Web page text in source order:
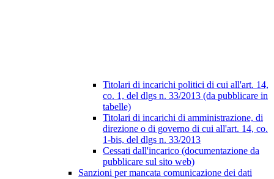
Titolari di incarichi politici di cui all'art. 14,
co. 1, del dlgs n. 33/2013 (da pubblicare in
tabelle)
Titolari di incarichi di amministrazione, di
direzione o di governo di cui all'art. 14, co.
1-bis, del dlgs n. 33/2013
Cessati dall'incarico (documentazione da
pubblicare sul sito web)
Sanzioni per mancata comunicazione dei dati